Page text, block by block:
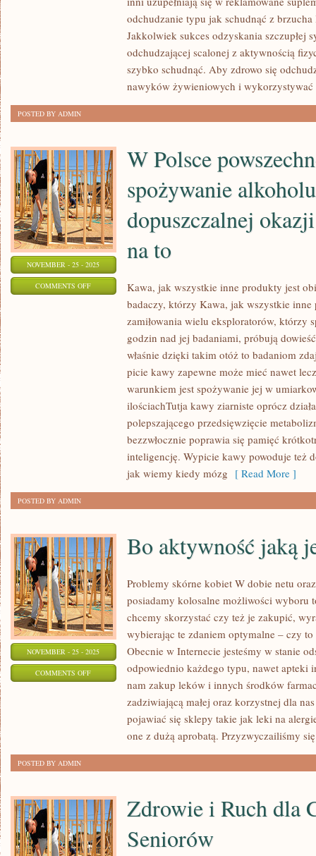
odchudzanie typu jak schudnąć z
Jakkolwiek sukces odzyskania szczupłej
odchudzającej scalonej z aktywnością
szybko schudnąć. Aby zdrowo się
nawyków żywieniowych i wykorzystywać
POSTED BY ADMIN
NOVEMBER - 25 - 2025
COMMENTS OFFON
POWSZECHNE
SPOŻYWANIE
ALKOHOLU
DOPUSZCZALNEJ
TO
W Polsce
spożywanie
dopuszczalnej
na to
Kawa, jak wszystkie inne produkty jest
badaczy, którzy Kawa, jak wszystkie
zamiłowania wielu eksploratorów, którzy
godzin nad jej badaniami, próbują
właśnie dzięki takim otóż to badaniom
picie kawy zapewne może mieć nawet
warunkiem jest spożywanie jej w
ilościachTutja kawy ziarniste oprócz
polepszającego przedsięwzięcie
bezzwłocznie poprawia się pamięć
inteligencję. Wypicie kawy powoduje też
jak wiemy kiedy mózg [ Read More ]
POSTED BY ADMIN
NOVEMBER - 25 - 2025
COMMENTS OFFON
AKTYWNOŚĆ
STAWY
Bo aktywność jaką
Problemy skórne kobiet W dobie netu
posiadamy kolosalne możliwości wyboru
chcemy skorzystać czy też je zakupić,
wybierając te zdaniem optymalne – czy
Obecnie w Internecie jesteśmy w stanie
odpowiednio każdego typu, nawet apteki
nam zakup leków i innych środków
zadziwiającą małej oraz korzystnej dla
pojawiać się sklepy takie jak leki na
one z dużą aprobatą. Przyzwyczailiśmy
POSTED BY ADMIN
Zdrowie i Ruch dla
Seniorów